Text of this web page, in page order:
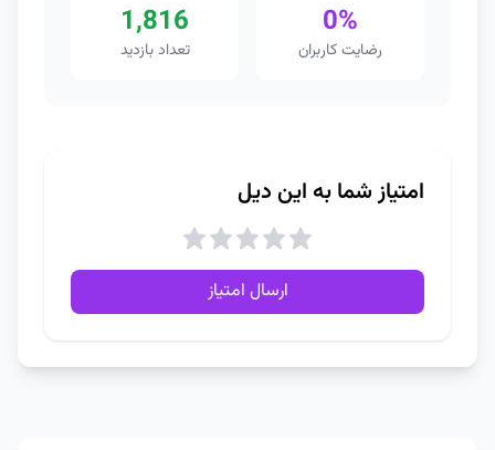
0%
رضایت کاربران
1,816
تعداد بازدید
امتیاز شما به این دیل
ارسال امتیاز